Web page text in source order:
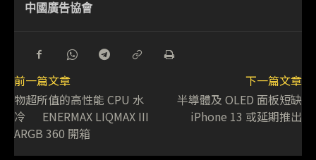
中國廣告協會
前一篇文章
物超所值的高性能 CPU 水
冷 ENERMAX LIQMAX III
ARGB 360 開箱
下一篇文章
半導體及 OLED 面板短缺
iPhone 13 或延期推出